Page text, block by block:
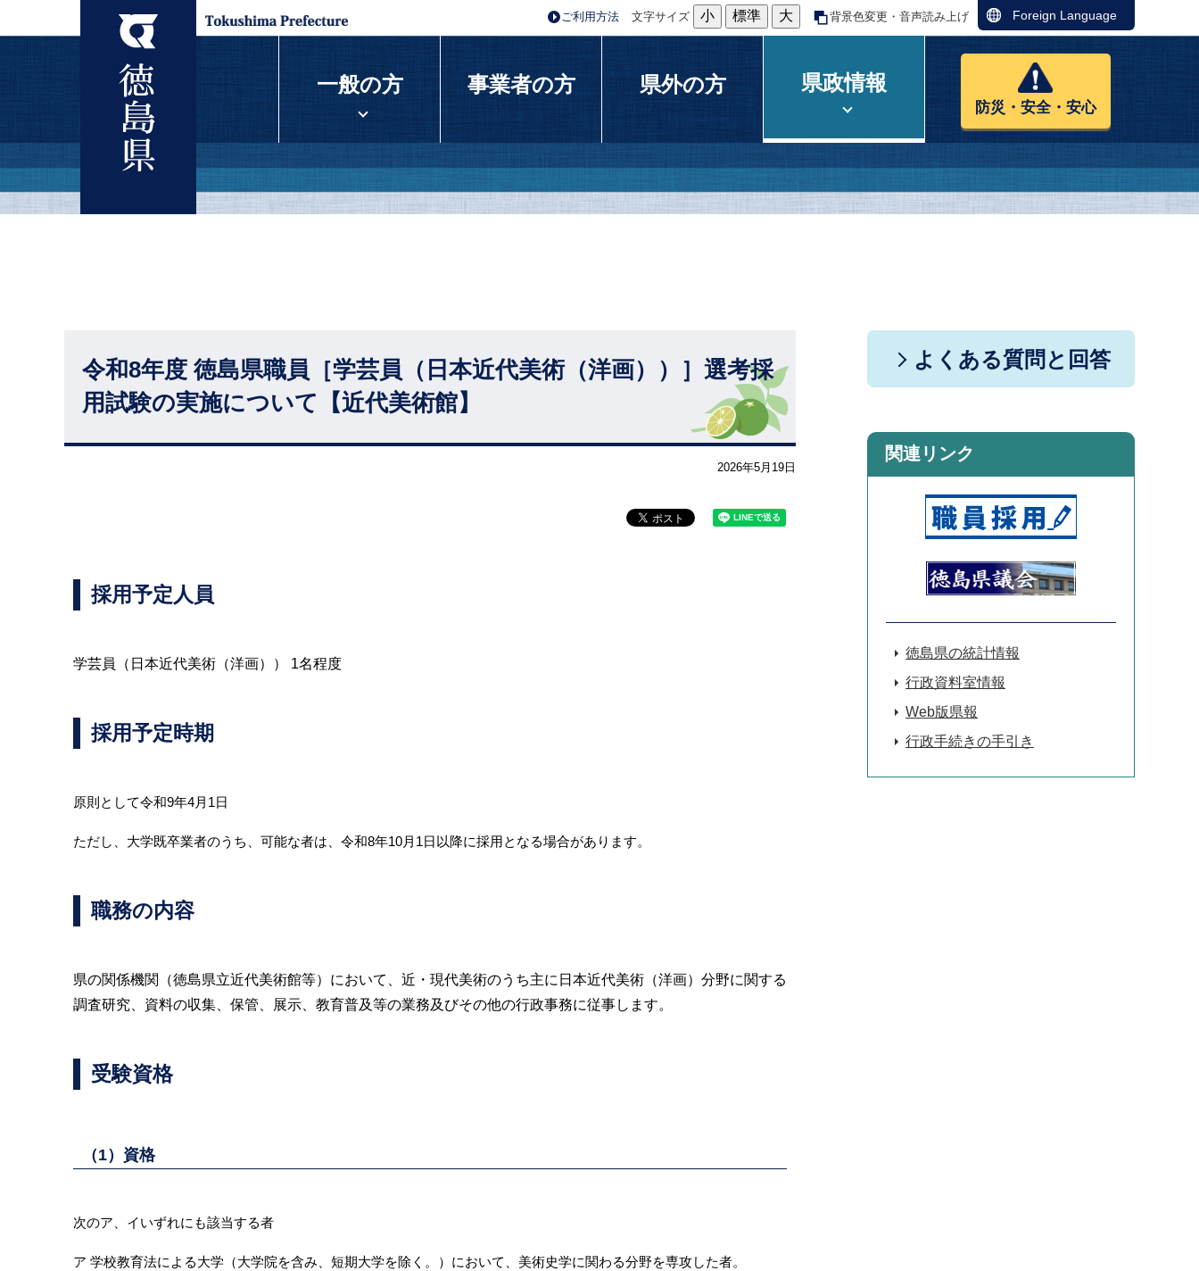
ご利用方法 文字サイズ 小 標準 大 背景色変更・音声読み上げ Foreign Language
一般の方 事業者の方 県外の方 県政情報
防災・安全・安心
令和8年度 徳島県職員［学芸員（日本近代美術（洋画））］選考採
用試験の実施について【近代美術館】
2026年5月19日
採用予定人員
学芸員（日本近代美術（洋画）） 1名程度
採用予定時期
原則として令和9年4月1日
ただし、大学既卒業者のうち、可能な者は、令和8年10月1日以降に採用となる場合があります。
職務の内容
県の関係機関（徳島県立近代美術館等）において、近・現代美術のうち主に日本近代美術（洋画）分野に関する
調査研究、資料の収集、保管、展示、教育普及等の業務及びその他の行政事務に従事します。
受験資格
（1）資格
次のア、イいずれにも該当する者
ア 学校教育法による大学（大学院を含み、短期大学を除く。）において、美術史学に関わる分野を専攻した者。
よくある質問と回答
関連リンク
徳島県の統計情報
行政資料室情報
Web版県報
行政手続きの手引き